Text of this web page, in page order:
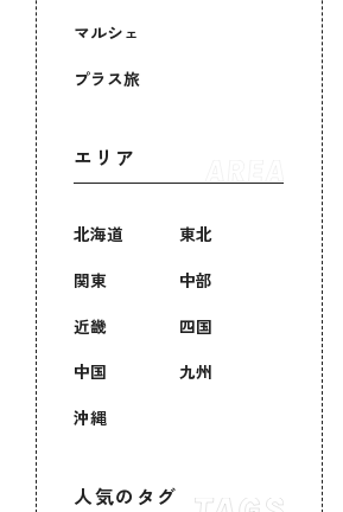
マルシェ
プラス旅
エリア
北海道
東北
関東
中部
近畿
四国
中国
九州
沖縄
人気のタグ